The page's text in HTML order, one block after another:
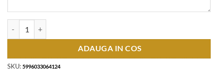
ADAUGA IN COS
SKU: 5996033064124